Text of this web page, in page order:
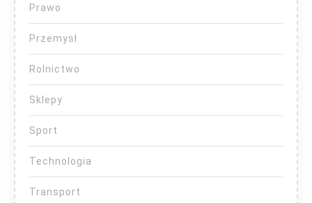
Prawo
Przemysł
Rolnictwo
Sklepy
Sport
Technologia
Transport